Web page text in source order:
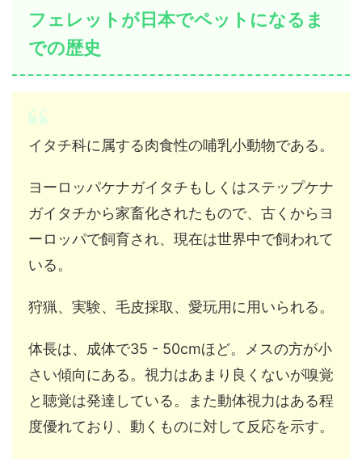
フェレットが日本でペットになるま
での歴史
イタチ科に属する肉食性の哺乳小動物である。
ヨーロッパケナガイタチもしくはステップケナ
ガイタチから家畜化されたもので、古くからヨ
ーロッパで飼育され、現在は世界中で飼われて
いる。
狩猟、実験、毛皮採取、愛玩用に用いられる。
体長は、成体で35 - 50cmほど。メスの方が小
さい傾向にある。視力はあまり良くないが嗅覚
と聴覚は発達している。また動体視力はある程
度優れており、動くものに対して反応を示す。